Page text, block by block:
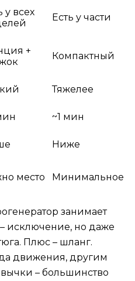
у всех
Есть у части
+
Компактный
Тяжелее
~1 мин
Ниже
место Минимальное
занимает
исключение, но даже
Плюс – шланг.
движения, другим
– большинство